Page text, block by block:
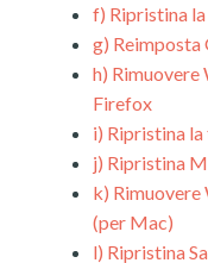
f) Ripristina
g) Reimposta
h) Rimuovere
Firefox
i) Ripristina
j) Ripristina
k) Rimuovere
(per Mac)
l) Ripristina